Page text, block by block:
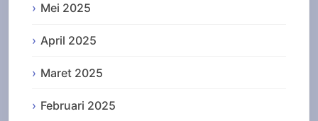
Mei 2025
April 2025
Maret 2025
Februari 2025